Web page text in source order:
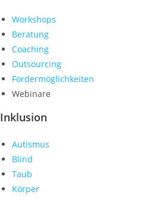
Workshops
Beratung
Coaching
Outsourcing
Fördermöglichkeiten
Webinare
Inklusion
Autismus
Blind
Taub
Körper